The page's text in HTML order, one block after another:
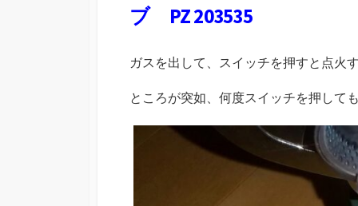
ブ PZ 203535
ガスを出して、スイッチを押すと点火
ところが突如、何度スイッチを押して